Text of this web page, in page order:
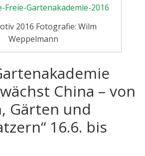
2016 Fotografie: Wilm
Weppelmann
China – von
Gärten und
16.6. bis